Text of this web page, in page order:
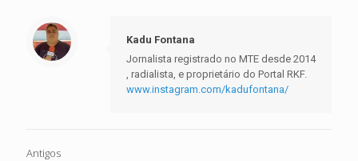
Kadu Fontana
Jornalista registrado no MTE desde 2014
, radialista, e proprietário do Portal RKF.
www.instagram.com/kadufontana/
Antigos